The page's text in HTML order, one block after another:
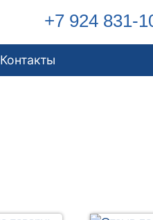
+7 924 831-
Контакты